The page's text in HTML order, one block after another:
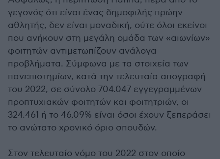
γεγονός ότι είναι ένας δημοφιλής πρώην
αθλητής, δεν είναι μοναδική, ούτε όλοι εκείνοι
που ανήκουν στη μεγάλη ομάδα των «αιωνίων»
φοιτητών αντιμετωπίζουν ανάλογα
προβλήματα. Σύμφωνα με τα στοιχεία των
πανεπιστημίων, κατά την τελευταία απογραφή
του 2022, σε σύνολο 704.047 εγγεγραμμένων
προπτυχιακών φοιτητών και φοιτητριών, οι
324.461 ή το 46,09% είναι όσοι έχουν ξεπεράσει
το ανώτατο χρονικό όριο σπουδών.
Στον τελευταίο νόμο του 2022 στον οποίο